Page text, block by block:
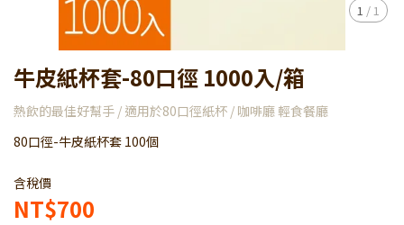
1 / 1
牛皮紙杯套-80口徑 1000入/箱
熱飲的最佳好幫手 / 適用於80口徑紙杯 / 咖啡廳 輕食餐廳
80口徑-牛皮紙杯套 100個
含稅價
NT$700